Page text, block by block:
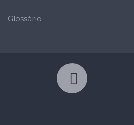
Glossário